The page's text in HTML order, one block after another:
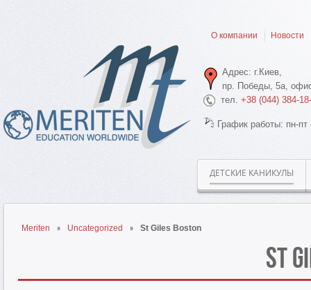
О компании Новости
Адрес: г.Киев,
пр. Победы, 5а,
тел. +38 (044) 384-
График работы: пн-
ДЕТСКИЕ КАНИКУЛЫ
Meriten Uncategorized St Giles Boston
St